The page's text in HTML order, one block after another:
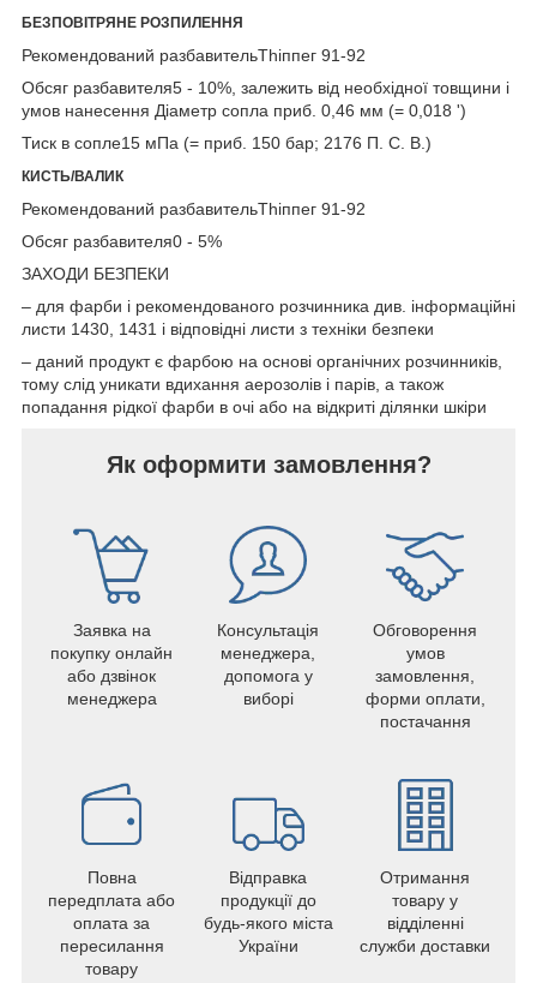
БЕЗПОВІТРЯНЕ РОЗПИЛЕННЯ
Рекомендований разбавительТһіппег 91-92
Обсяг разбавителя5 - 10%, залежить від необхідної товщини і
умов нанесення Діаметр сопла приб. 0,46 мм (= 0,018 ')
Тиск в сопле15 мПа (= приб. 150 бар; 2176 П. С. В.)
КИСТЬ/ВАЛИК
Рекомендований разбавительТһіппег 91-92
Обсяг разбавителя0 - 5%
ЗАХОДИ БЕЗПЕКИ
– для фарби і рекомендованого розчинника див. інформаційні
листи 1430, 1431 і відповідні листи з техніки безпеки
– даний продукт є фарбою на основі органічних розчинників,
тому слід уникати вдихання аерозолів і парів, а також
попадання рідкої фарби в очі або на відкриті ділянки шкіри
Як оформити замовлення?
Заявка на
покупку онлайн
або дзвінок
менеджера
Консультація
менеджера,
допомога у
виборі
Обговорення
умов
замовлення,
форми оплати,
постачання
Повна
передплата або
оплата за
пересилання
товару
Відправка
продукції до
будь-якого міста
України
Отримання
товару у
відділенні
служби доставки